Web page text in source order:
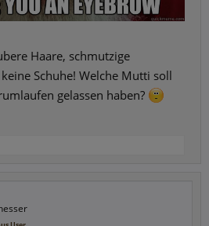
Haare, schmutzige
Schuhe! Welche Mutti soll
gelassen haben?